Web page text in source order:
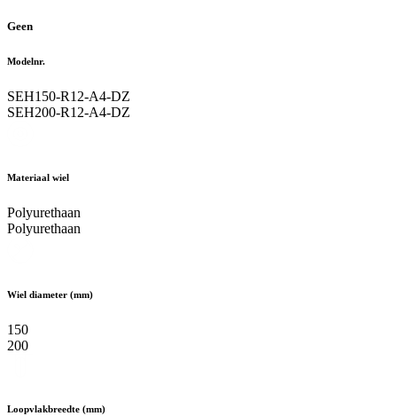
Geen
Modelnr.
SEH150-R12-A4-DZ
SEH200-R12-A4-DZ
Materiaal wiel
Polyurethaan
Polyurethaan
Wiel diameter (mm)
150
200
Loopvlakbreedte (mm)